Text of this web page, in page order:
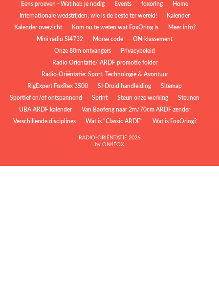
Eens proeven - Wat heb je nodig
Events foxoring
Home
Internationale wedstrijden, wie is de beste ter wereld!
Kalender
Kalender overzicht
Kom nu te weten wat FoxOring is
Meer info?
Mini radio SI4732
Morse code
ON-klassement
Onze 80m ontvangers
Privacybeleid
Radio Oriëntatie/ ARDF promotie folder
Radio‑Oriëntatie: Sport, Technologie & Avontuur
RigExpert FoxRex 3500
SI-Droid handleiding
Sitemap
Sportief en/of ontspannend
Sprint Steun onze werking
Steunen
UBA ARDF kalender
Van Baofeng naar 2m/70cm ARDF zender
Verschillende disciplines
Wat is "Classic ARDF" Wat is FoxOring?
RADIO-ORIËNTATIE 2026
by ON4FOX